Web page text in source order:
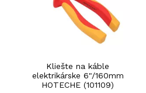
Kliešte na káble
elektrikárske 6"/160mm
HOTECHE (101109)